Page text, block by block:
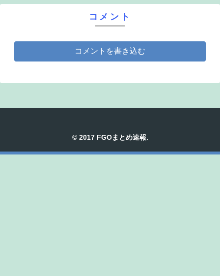
コメント
コメントを書き込む
© 2017 FGOまとめ速報.